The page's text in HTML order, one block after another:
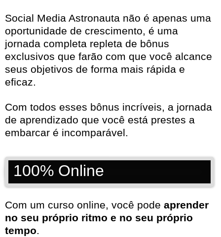
Social Media Astronauta não é apenas uma
oportunidade de crescimento, é uma
jornada completa repleta de bônus
exclusivos que farão com que você alcance
seus objetivos de forma mais rápida e
eficaz.
Com todos esses bônus incríveis, a jornada
de aprendizado que você está prestes a
embarcar é incomparável.
100% Online
Com um curso online, você pode aprender
no seu próprio ritmo e no seu próprio
tempo.